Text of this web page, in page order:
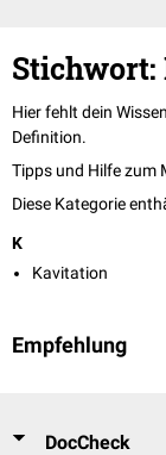
Stichwort:
Hier fehlt dein
Definition.
Tipps und Hilfe zum
Diese Kategorie
K
Kavitation
Empfehlung
DocCheck